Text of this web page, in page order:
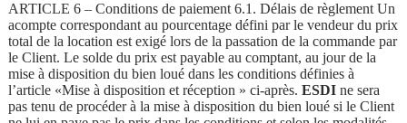
ARTICLE 6 – Conditions de paiement 6.1. Délais de règlement Un
acompte correspondant au pourcentage défini par le vendeur du prix
total de la location est exigé lors de la passation de la commande par
le Client. Le solde du prix est payable au comptant, au jour de la
mise à disposition du bien loué dans les conditions définies à
l’article «Mise à disposition et réception » ci-après. ESDIne sera
pas tenu de procéder à la mise à disposition du bien loué si le Client